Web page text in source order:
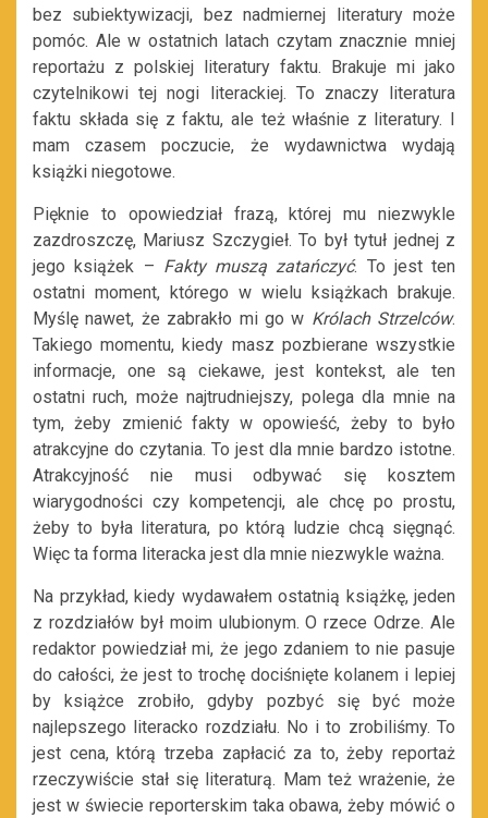
bez subiektywizacji, bez nadmiernej literatury może
pomóc. Ale w ostatnich latach czytam znacznie mniej
reportażu z polskiej literatury faktu. Brakuje mi jako
czytelnikowi tej nogi literackiej. To znaczy literatura
faktu składa się z faktu, ale też właśnie z literatury. I
mam czasem poczucie, że wydawnictwa wydają
książki niegotowe.
Pięknie to opowiedział frazą, której mu niezwykle
zazdroszczę, Mariusz Szczygieł. To był tytuł jednej z
jego książek – Fakty muszą zatańczyć. To jest ten
ostatni moment, którego w wielu książkach brakuje.
Myślę nawet, że zabrakło mi go w Królach Strzelców.
Takiego momentu, kiedy masz pozbierane wszystkie
informacje, one są ciekawe, jest kontekst, ale ten
ostatni ruch, może najtrudniejszy, polega dla mnie na
tym, żeby zmienić fakty w opowieść, żeby to było
atrakcyjne do czytania. To jest dla mnie bardzo istotne.
Atrakcyjność nie musi odbywać się kosztem
wiarygodności czy kompetencji, ale chcę po prostu,
żeby to była literatura, po którą ludzie chcą sięgnąć.
Więc ta forma literacka jest dla mnie niezwykle ważna.
Na przykład, kiedy wydawałem ostatnią książkę, jeden
z rozdziałów był moim ulubionym. O rzece Odrze. Ale
redaktor powiedział mi, że jego zdaniem to nie pasuje
do całości, że jest to trochę dociśnięte kolanem i lepiej
by książce zrobiło, gdyby pozbyć się być może
najlepszego literacko rozdziału. No i to zrobiliśmy. To
jest cena, którą trzeba zapłacić za to, żeby reportaż
rzeczywiście stał się literaturą. Mam też wrażenie, że
jest w świecie reporterskim taka obawa, żeby mówić o